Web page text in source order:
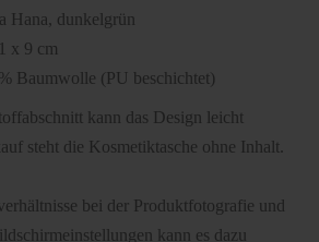
Hana, dunkelgrün
x 9 cm
Baumwolle (PU beschichtet)
kann das Design leicht
steht die Kosmetiktasche ohne Inhalt.
bei der Produktfotografie und
kann es dazu